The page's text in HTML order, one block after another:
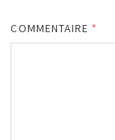
COMMENTAIRE *